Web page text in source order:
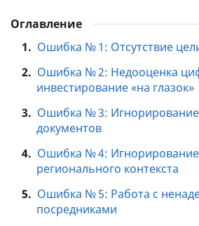
Оглавление
1. Ошибка № 1: Отсутствие
2. Ошибка № 2: Недооценка
инвестирование «на глазок»
3. Ошибка № 3:
документов
4. Ошибка № 4: Игнорирование
регионального контекста
5. Ошибка № 5: Работа с
посредниками